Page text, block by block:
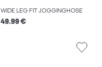
WIDE LEG FIT JOGGINGHOSE
49.99 €